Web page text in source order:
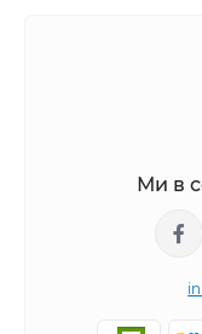
Собачий корм в
Собачий корм в
Собачий корм вМи в